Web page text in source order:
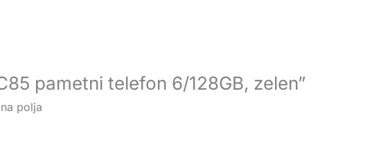
pametni telefon 6/128GB, zelen”
polja